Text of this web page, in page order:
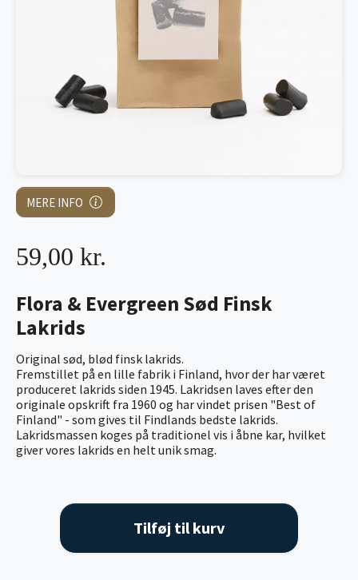
MERE INFO
Flora & Evergreen Sød Finsk
Lakrids
Original sød, blød finsk lakrids.
Fremstillet på en lille fabrik i Finland, hvor der har været
produceret lakrids siden 1945. Lakridsen laves efter den
originale opskrift fra 1960 og har vindet prisen "Best of
Finland" - som gives til Findlands bedste lakrids.
Lakridsmassen koges på traditionel vis i åbne kar, hvilket
giver vores lakrids en helt unik smag.
59,00 kr.
Tilføj til kurv